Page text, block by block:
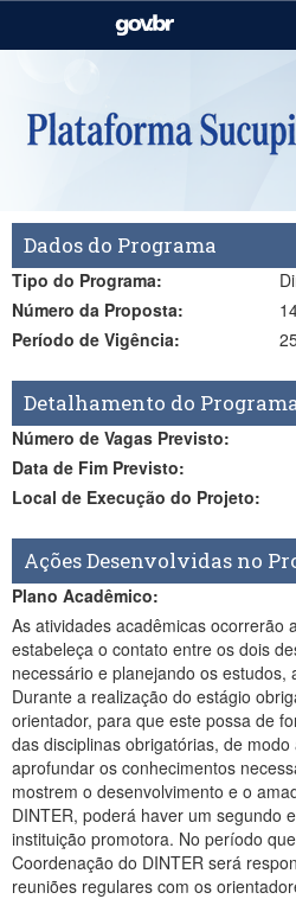
Casa Civil
Pecuária e Abastecimento
Secretaria de Governo
Dados do Programa
Tipo do Programa:
Número da Proposta:
Período de Vigência:
Detalhamento do
Número de Vagas Previsto:
Data de Fim Previsto:
Local de Execução do Projeto:
Ações Desenvolvidas no
Plano Acadêmico:
As atividades acadêmicas ocorrerão
estabeleça o contato entre os dois
necessário e planejando os
Durante a realização do estágio
orientador, para que este possa de
das disciplinas obrigatórias, de
aprofundar os conhecimentos
mostrem o desenvolvimento e o
DINTER, poderá haver um segundo
instituição promotora. No período
Coordenação do DINTER será
reuniões regulares com os